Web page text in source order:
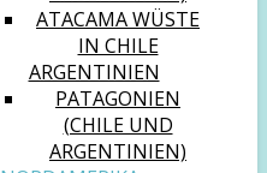
ATACAMA WÜSTE
IN CHILE
ARGENTINIEN
PATAGONIEN
(CHILE UND
ARGENTINIEN)